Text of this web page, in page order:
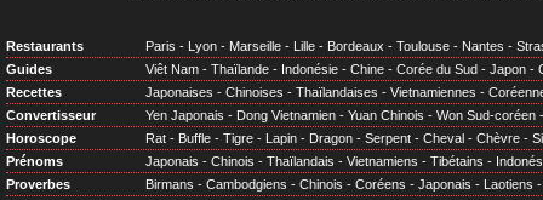
Restaurants Paris - Lyon - Marseille - Lille - Bordeaux - Toulouse - Nantes -
Guides
Viêt Nam - Thaïlande - Indonésie - Chine - Corée du Sud - Japon -
Recettes
Japonaises - Chinoises - Thaïlandaises - Vietnamiennes -
Convertisseur
Yen Japonais - Dong Vietnamien - Yuan Chinois - Won Sud-coréen
Horoscope
Rat - Buffle - Tigre - Lapin - Dragon - Serpent - Cheval - Chèvre -
Prénoms
Japonais - Chinois - Thaïlandais - Vietnamiens - Tibétains -
Proverbes
Birmans - Cambodgiens - Chinois - Coréens - Japonais - Laotiens